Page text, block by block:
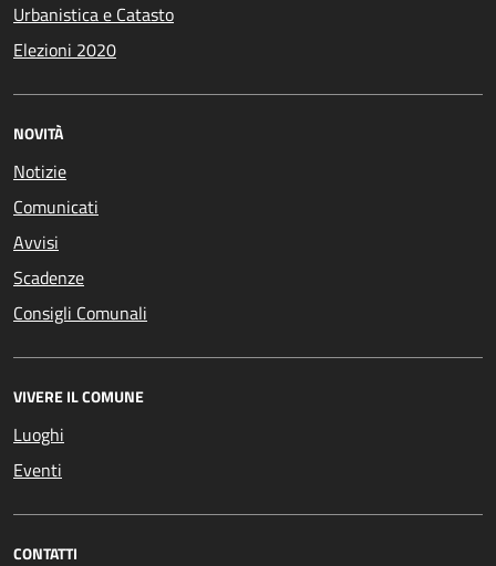
Urbanistica e Catasto
Elezioni 2020
NOVITÀ
Notizie
Comunicati
Avvisi
Scadenze
Consigli Comunali
VIVERE IL COMUNE
Luoghi
Eventi
CONTATTI